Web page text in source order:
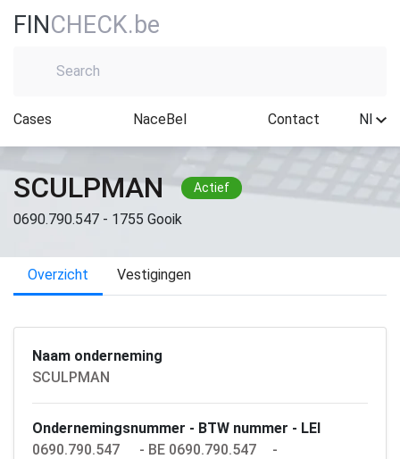
FINCHECK.be
Cases NaceBel Contact Nl
SCULPMAN Actief
0690.790.547 - 1755 Gooik
Overzicht Vestigingen
Naam onderneming
SCULPMAN
Ondernemingsnummer - BTW nummer - LEI
0690.790.547
- BE 0690.790.547 -